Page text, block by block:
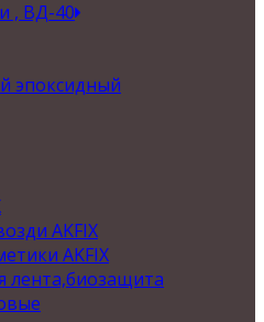
, ВД-40
эпоксидный
AKFIX
AKFIX
лента,биозащита